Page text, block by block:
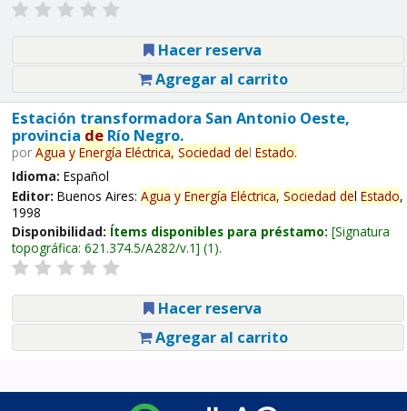
Hacer reserva
Agregar al carrito
Estación transformadora San Antonio Oeste,
provincia deRío Negro.
por Agua y Energía Eléctrica, Sociedad del Estado.
Idioma: Español
Editor: Buenos Aires: Agua y Energía Eléctrica, Sociedad del Estado,
1998
Disponibilidad: Ítems disponibles para préstamo: Signatura
topográfica: 621.374.5/A282/v.1 (1).
Hacer reserva
Agregar al carrito